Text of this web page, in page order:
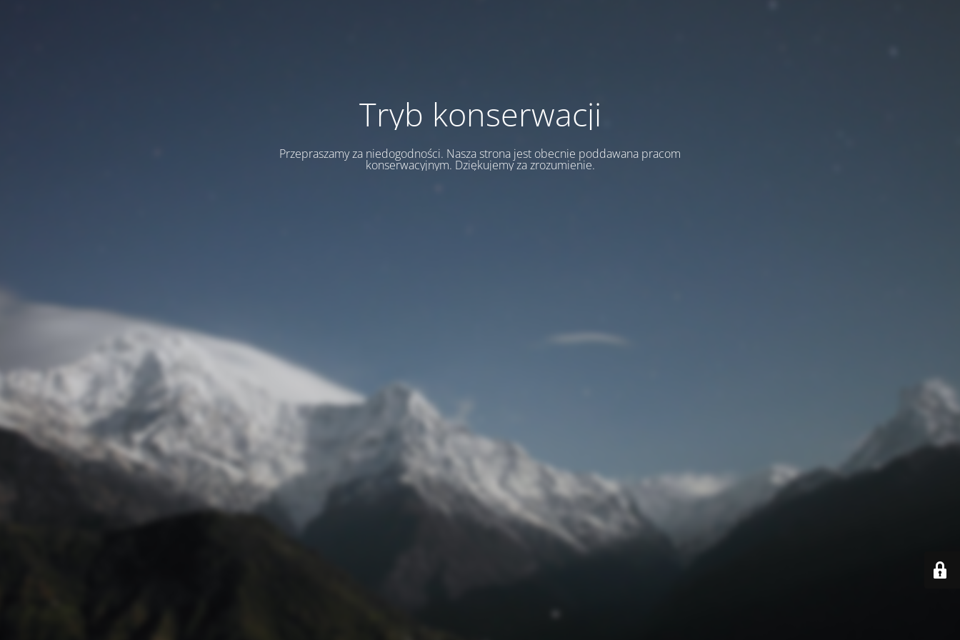
Tryb konserwacji
Przepraszamy za niedogodności. Nasza strona jest obecnie poddawana pracom
konserwacyjnym. Dziękujemy za zrozumienie.